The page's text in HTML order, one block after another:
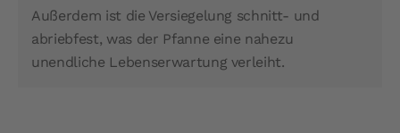
Außerdem ist die Versiegelung schnitt- und
abriebfest, was der Pfanne eine nahezu
unendliche Lebenserwartung verleiht.